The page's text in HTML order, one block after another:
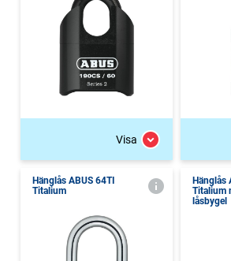
Visa
Hänglås ABUS 64TI
Titalium
Hänglås
Titalium
låsbygel